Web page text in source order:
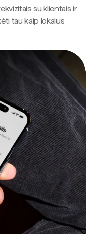
su klientais ir
tau kaip lokalus